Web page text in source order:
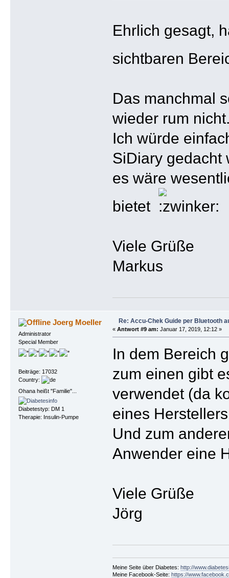
Ehrlich gesagt,
sichtbaren
Das manchmal
wieder rum
Ich würde
SiDiary gedacht
es wäre
bietet
Viele Grüße
Markus
Joerg Moeller
Administrator
Special Member
Beiträge: 17032
Country:
Ohana heißt "Familie"...
Diabetestyp: DM 1
Therapie: Insulin-Pumpe
Re: Accu-Chek Guide per Bluetooth
« Antwort #9 am: Januar 17, 2019, 12:12 »
In dem Bereich
zum einen gibt
verwendet (da
eines
Und zum
Anwender eine
Viele Grüße
Jörg
Meine Seite über Diabetes: http://
Meine Facebook-Seite: https://